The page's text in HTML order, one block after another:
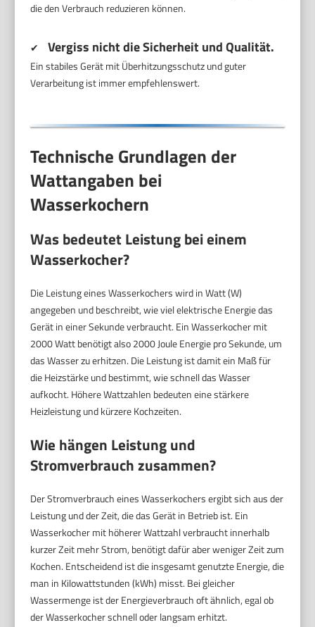
die den Verbrauch reduzieren können.
✔ Vergiss nicht die Sicherheit und Qualität.
Ein stabiles Gerät mit Überhitzungsschutz und guter
Verarbeitung ist immer empfehlenswert.
Technische Grundlagen der
Wattangaben bei
Wasserkochern
Was bedeutet Leistung bei einem
Wasserkocher?
Die Leistung eines Wasserkochers wird in Watt (W)
angegeben und beschreibt, wie viel elektrische Energie das
Gerät in einer Sekunde verbraucht. Ein Wasserkocher mit
2000 Watt benötigt also 2000 Joule Energie pro Sekunde, um
das Wasser zu erhitzen. Die Leistung ist damit ein Maß für
die Heizstärke und bestimmt, wie schnell das Wasser
aufkocht. Höhere Wattzahlen bedeuten eine stärkere
Heizleistung und kürzere Kochzeiten.
Wie hängen Leistung und
Stromverbrauch zusammen?
Der Stromverbrauch eines Wasserkochers ergibt sich aus der
Leistung und der Zeit, die das Gerät in Betrieb ist. Ein
Wasserkocher mit höherer Wattzahl verbraucht innerhalb
kurzer Zeit mehr Strom, benötigt dafür aber weniger Zeit zum
Kochen. Entscheidend ist die insgesamt genutzte Energie, die
man in Kilowattstunden (kWh) misst. Bei gleicher
Wassermenge ist der Energieverbrauch oft ähnlich, egal ob
der Wasserkocher schnell oder langsam erhitzt.